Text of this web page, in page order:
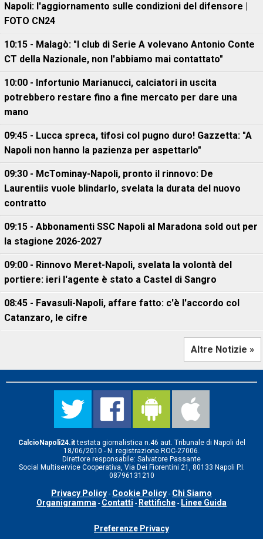
Napoli: l'aggiornamento sulle condizioni del difensore |
FOTO CN24
10:15 - Malagò: "I club di Serie A volevano Antonio Conte
CT della Nazionale, non l'abbiamo mai contattato"
10:00 - Infortunio Marianucci, calciatori in uscita
potrebbero restare fino a fine mercato per dare una
mano
09:45 - Lucca spreca, tifosi col pugno duro! Gazzetta: "A
Napoli non hanno la pazienza per aspettarlo"
09:30 - McTominay-Napoli, pronto il rinnovo: De
Laurentiis vuole blindarlo, svelata la durata del nuovo
contratto
09:15 - Abbonamenti SSC Napoli al Maradona sold out per
la stagione 2026-2027
09:00 - Rinnovo Meret-Napoli, svelata la volontà del
portiere: ieri l'agente è stato a Castel di Sangro
08:45 - Favasuli-Napoli, affare fatto: c'è l'accordo col
Catanzaro, le cifre
Altre Notizie »
CalcioNapoli24.ittestata giornalistica n.46 aut. Tribunale di Napoli del
18/06/2010 - N. registrazione ROC-27006.
Direttore responsabile: Salvatore Passante
Social Multiservice Cooperativa, Via Dei Fiorentini 21, 80133 Napoli P.I.
08796131210
Privacy Policy - Cookie Policy - Chi Siamo
Organigramma - Contatti - Rettifiche - Linee Guida
Preferenze Privacy